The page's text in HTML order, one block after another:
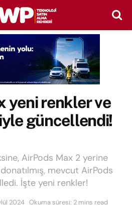
yeni renkler ve
güncellendi!
AirPods Max 2 yerine
mevcut AirPods
İşte yeni renkler!
2024 Okuma süresi: 2 mins read